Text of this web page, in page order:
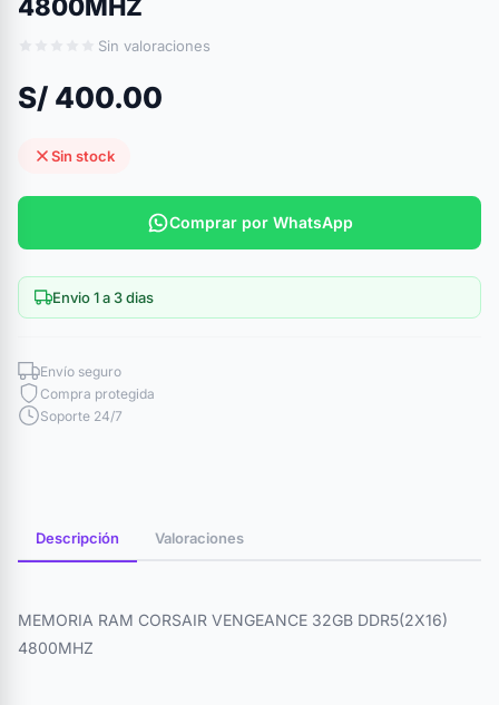
4800MHZ
Sin valoraciones
S/ 400.00
Sin stock
Comprar por WhatsApp
Envio 1 a 3 dias
Envío seguro
Compra protegida
Soporte 24/7
Descripción Valoraciones
MEMORIA RAM CORSAIR VENGEANCE 32GB DDR5(2X16)
4800MHZ